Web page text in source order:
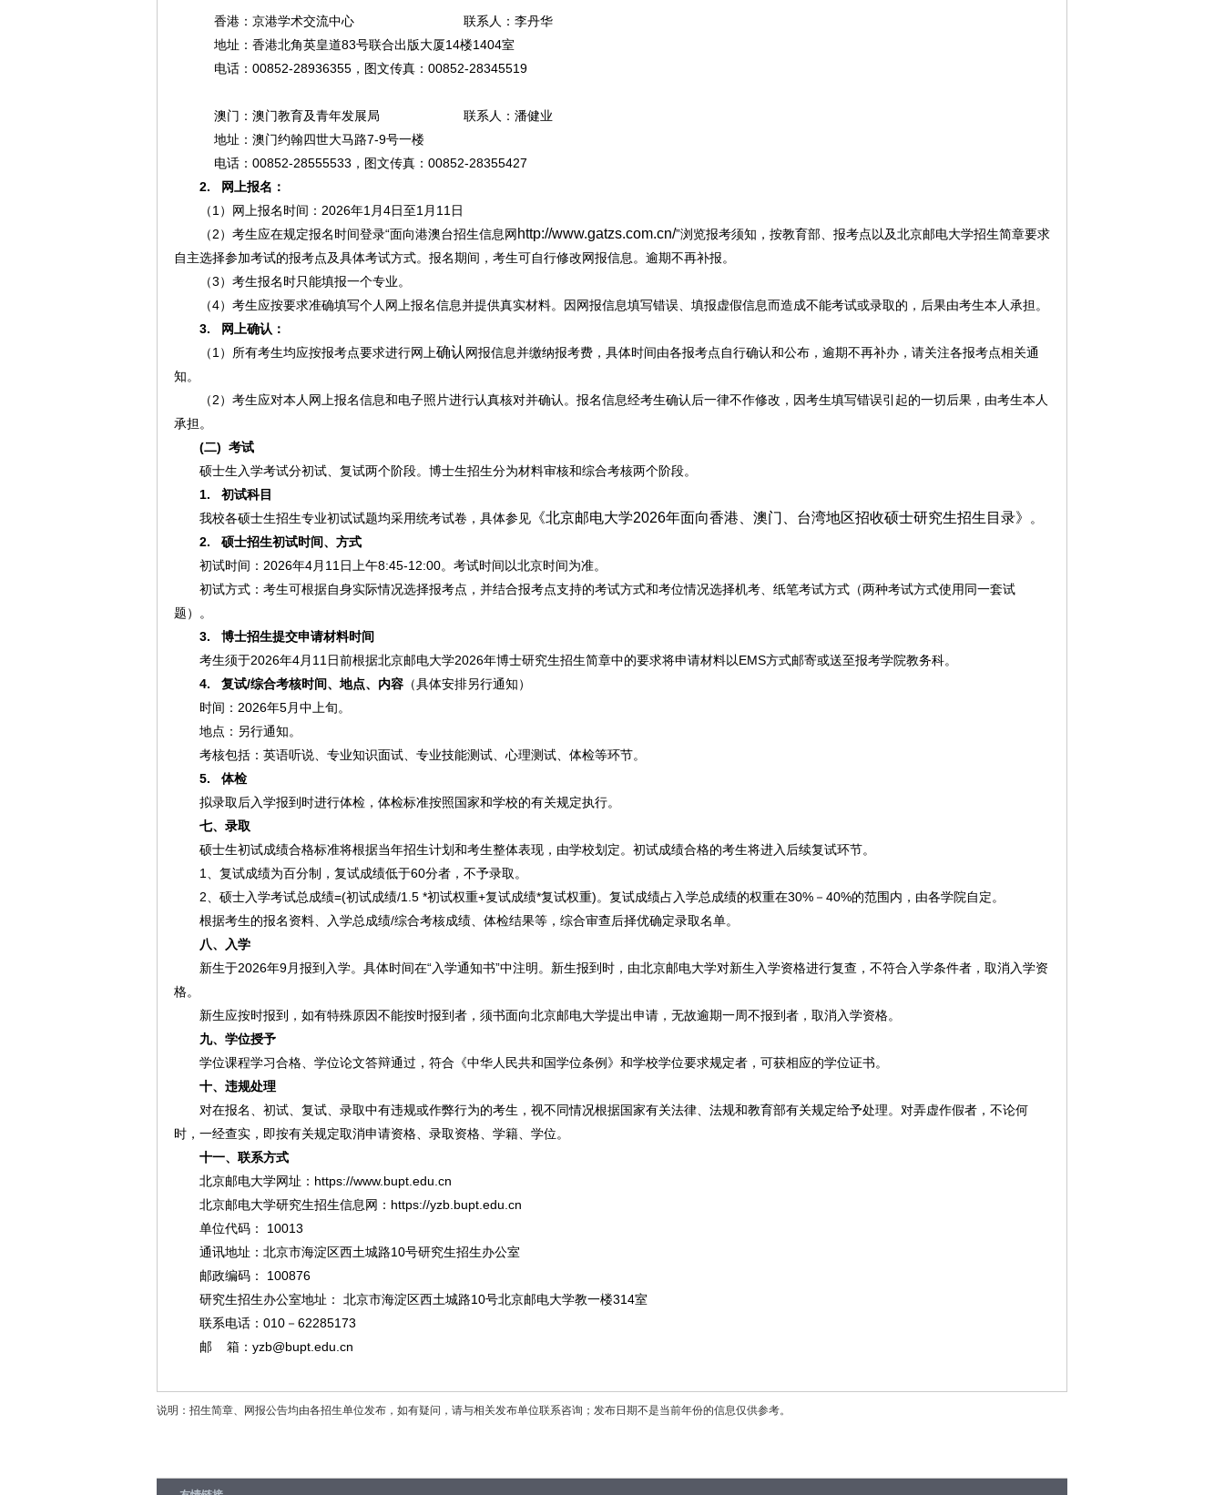
香港：京港学术交流中心 联系人：李丹华
地址：香港北角英皇道83号联合出版大厦14楼1404室
电话：00852-28936355，图文传真：00852-28345519
澳门：澳门教育及青年发展局 联系人：潘健业
地址：澳门约翰四世大马路7-9号一楼
电话：00852-28555533，图文传真：00852-28355427
2.
网上报名：
（1）网上报名时间：2026年1月4日至1月11日
（2）考生应在规定报名时间登录“面向港澳台招生信息网http://www.gatzs.com.cn/”浏览报考须知，按教育部、报考点以及北京邮电大学招生简章要求
自主选择参加考试的报考点及具体考试方式。报名期间，考生可自行修改网报信息。逾期不再补报。
（3）考生报名时只能填报一个专业。
（4）考生应按要求准确填写个人网上报名信息并提供真实材料。因网报信息填写错误、填报虚假信息而造成不能考试或录取的，后果由考生本人承担。
3.
网上确认：
（1）所有考生均应按报考点要求进行网上确认网报信息并缴纳报考费，具体时间由各报考点自行确认和公布，逾期不再补办，请关注各报考点相关通
知。
（2）考生应对本人网上报名信息和电子照片进行认真核对并确认。报名信息经考生确认后一律不作修改，因考生填写错误引起的一切后果，由考生本人
承担。
(二) 考试
硕士生入学考试分初试、复试两个阶段。博士生招生分为材料审核和综合考核两个阶段。
1. 初试科目
我校各硕士生招生专业初试试题均采用统考试卷，具体参见 《北京邮电大学2026年面向香港、澳门、台湾地区招收硕士研究生招生目录》
。
2. 硕士招生初试时间、方式
初试时间：2026年4月11日上午8:45-12:00。考试时间以北京时间为准。
初试方式：考生可根据自身实际情况选择报考点，并结合报考点支持的考试方式和考位情况选择机考、纸笔考试方式（两种考试方式使用同一套试
题）。
3. 博士招生提交申请材料时间
考生须于2026年4月11日前根据北京邮电大学2026年博士研究生招生简章中的要求将申请材料以EMS方式邮寄或送至报考学院教务科。
4. 复试/综合考核时间、地点、内容 （具体安排另行通知）
时间：2026年5月中上旬。
地点：另行通知。
考核包括：英语听说、专业知识面试、专业技能测试、心理测试、体检等环节。
5. 体检
拟录取后入学报到时进行体检，体检标准按照国家和学校的有关规定执行。
七、录取
硕士生初试成绩合格标准将根据当年招生计划和考生整体表现，由学校划定。初试成绩合格的考生将进入后续复试环节。
1、复试成绩为百分制，复试成绩低于60分者，不予录取。
2、硕士入学考试总成绩=(初试成绩/1.5 *初试权重+复试成绩*复试权重)。复试成绩占入学总成绩的权重在30%－40%的范围内，由各学院自定。
根据考生的报名资料、入学总成绩/综合考核成绩、体检结果等，综合审查后择优确定录取名单。
八、入学
新生于2026年9月报到入学。具体时间在“入学通知书”中注明。新生报到时，由北京邮电大学对新生入学资格进行复查，不符合入学条件者，取消入学资
格。
新生应按时报到，如有特殊原因不能按时报到者，须书面向北京邮电大学提出申请，无故逾期一周不报到者，取消入学资格。
九、学位授予
学位课程学习合格、学位论文答辩通过，符合《中华人民共和国学位条例》和学校学位要求规定者，可获相应的学位证书。
十、违规处理
对在报名、初试、复试、录取中有违规或作弊行为的考生，视不同情况根据国家有关法律、法规和教育部有关规定给予处理。对弄虚作假者，不论何
时，一经查实，即按有关规定取消申请资格、录取资格、学籍、学位。
十一、联系方式
北京邮电大学网址：https://www.bupt.edu.cn
北京邮电大学研究生招生信息网：https://yzb.bupt.edu.cn
单位代码： 10013
通讯地址：北京市海淀区西土城路10号研究生招生办公室
邮政编码： 100876
研究生招生办公室地址： 北京市海淀区西土城路10号北京邮电大学教一楼314室
联系电话：010－62285173
邮 箱：yzb@bupt.edu.cn
说明：招生简章、网报公告均由各招生单位发布，如有疑问，请与相关发布单位联系咨询；发布日期不是当前年份的信息仅供参考。